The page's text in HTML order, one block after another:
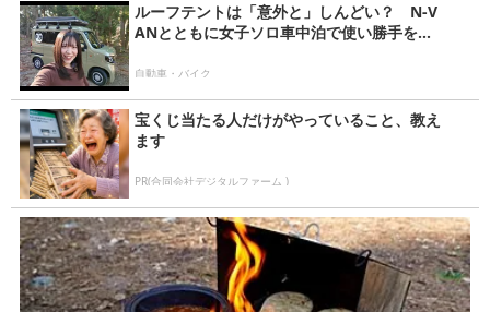
ルーフテントは「意外と」しんどい？ N-V
ANとともに女子ソロ車中泊で使い勝手を...
自動車・バイク
宝くじ当たる人だけがやっていること、教え
ます
PR(合同会社デジタルファーム )